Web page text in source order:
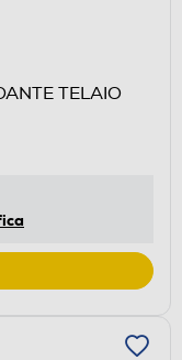
TELAIO